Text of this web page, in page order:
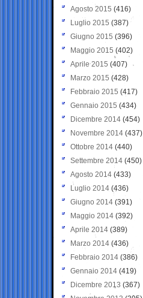
Agosto 2015 (416)
Luglio 2015 (387)
Giugno 2015 (396)
Maggio 2015 (402)
Aprile 2015 (407)
Marzo 2015 (428)
Febbraio 2015 (417)
Gennaio 2015 (434)
Dicembre 2014 (454)
Novembre 2014 (437)
Ottobre 2014 (440)
Settembre 2014 (450)
Agosto 2014 (433)
Luglio 2014 (436)
Giugno 2014 (391)
Maggio 2014 (392)
Aprile 2014 (389)
Marzo 2014 (436)
Febbraio 2014 (386)
Gennaio 2014 (419)
Dicembre 2013 (367)